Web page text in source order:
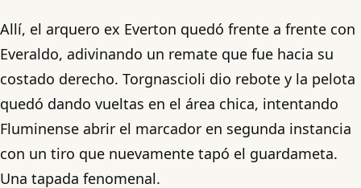
Allí, el arquero ex Everton quedó frente a frente con
Everaldo, adivinando un remate que fue hacia su
costado derecho. Torgnascioli dio rebote y la pelota
quedó dando vueltas en el área chica, intentando
Fluminense abrir el marcador en segunda instancia
con un tiro que nuevamente tapó el guardameta.
Una tapada fenomenal.